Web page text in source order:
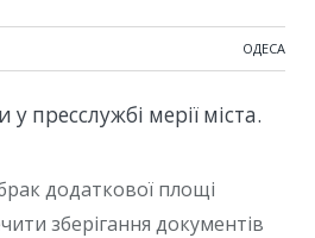
ОДЕСА
пресслужбі мерії міста.
додаткової площі
зберігання документів